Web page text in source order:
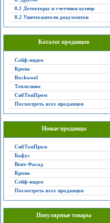
8.1 Детекторы и счетчики купюр
8.2 Уничтожители документов
Каталог продавцов
Сейф-видео
Крона
Rockwool
Теплолюкс
СибТопПром
Посмотреть всех продавцов
Новые продавцы
СибТопПром
Бафус
Вент-Фасад
Крона
Сейф-видео
Посмотреть всех продавцов
Популярные товары